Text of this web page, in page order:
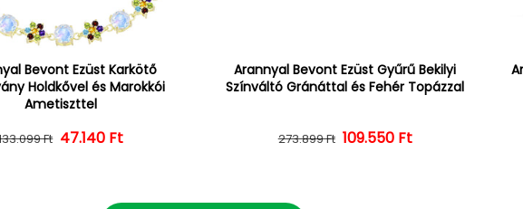
Bevont Ezüst Karkötő
Holdkővel és Marokkói
Ametiszttel
Normál ár
Ft Kedvezményes ár
47.140 Ft
Arannyal Bevont Ezüst Gyűrű Bekilyi
Színváltó Gránáttal és Fehér Topázzal
Normál ár
273.899 Ft Kedvezményes ár
109.550 Ft